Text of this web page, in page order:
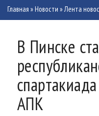
Главная »Новости »Лента
В Пинске
АПК